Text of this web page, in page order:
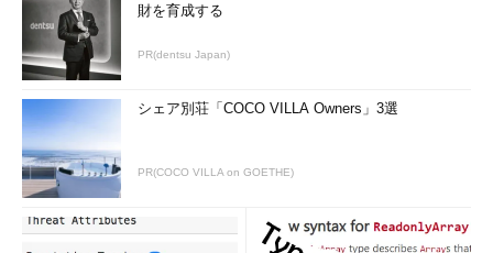
Managed Instanceの機能の違い
の項で記載した機能の違いの他に、
されていますので、これらの情報も参照してください。
●リソースの利用形態
Managed Instanceは、インスタンスに対してリソースのサイ
ズを設定し、そのリソース内で各データベースが動作します（
5）。SQL Serverのインスタンスを利用するときと同じ構成をイ
メージすると、分かりやすいのではないでしょうか。
財を育成する
PR(dentsu Japan)
シェア別荘「COCO VILLA Owners」3選
PR(COCO VILLA on GOETHE)